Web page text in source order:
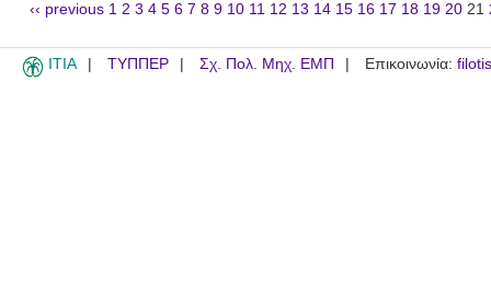
‹‹ previous 1 2 3 4 5 6 7 8 9 10 11 12 13 14 15 16 17 18 19 20 21
ITIA ΤΥΠΠΕΡ Σχ. Πολ. Μηχ. ΕΜΠ Επικοινωνία: